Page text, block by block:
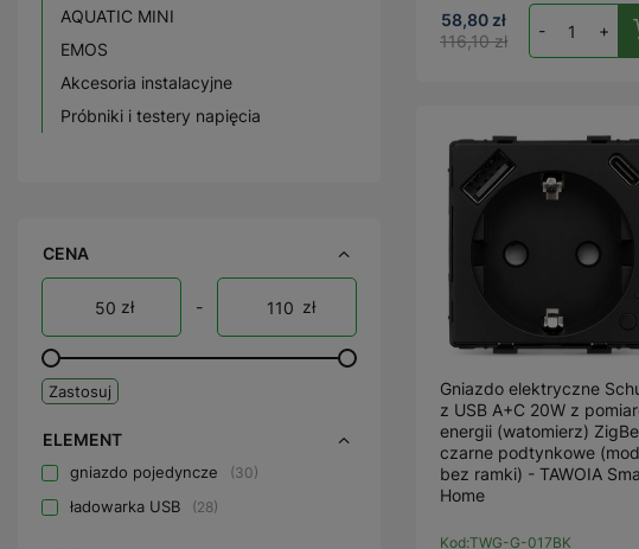
AQUATIC MINI
EMOS
Akcesoria instalacyjne
Próbniki i testery napięcia
CENA
zł - zł
Zastosuj
ELEMENT
gniazdo pojedyncze 30
ładowarka USB 28
116,10 zł
58,80 zł
- +
Gniazdo elektryczne
z USB A+C 20W z
energii (watomierz)
czarne podtynkowe
bez ramki) - TAWOIA
Home
Kod:TWG-G-017BK